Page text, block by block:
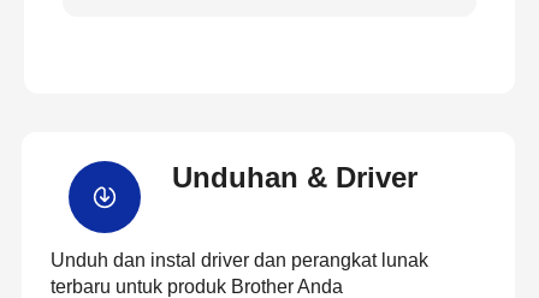
Unduhan & Driver
Unduh dan instal driver dan perangkat lunak
terbaru untuk produk Brother Anda